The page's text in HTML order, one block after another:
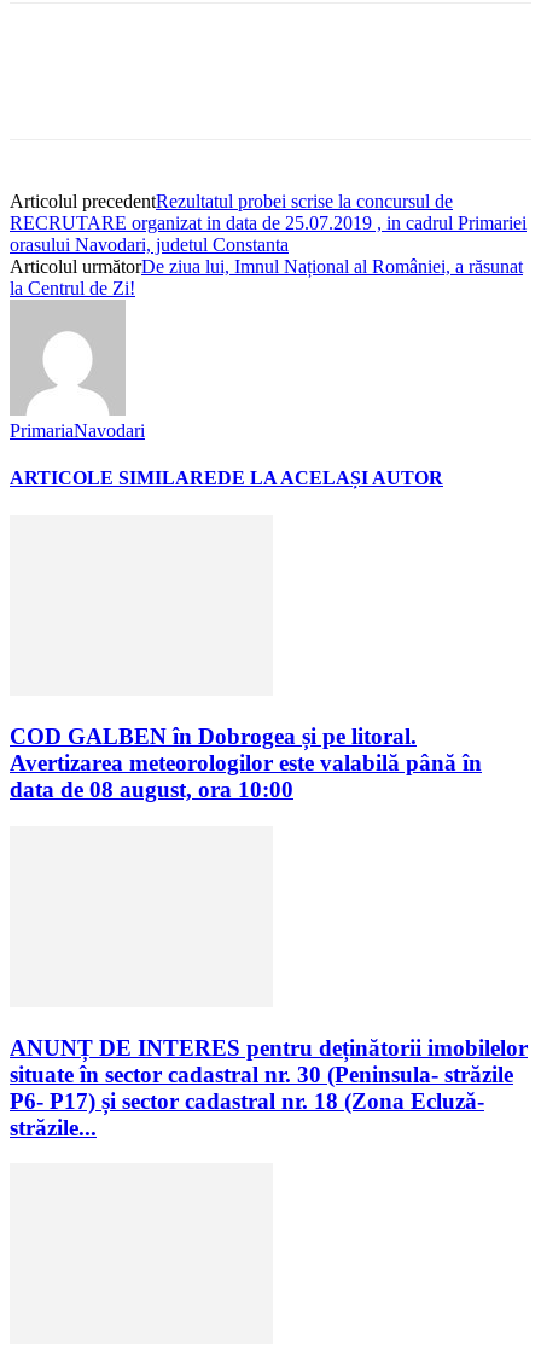
Articolul precedentRezultatul probei scrise la concursul de
RECRUTARE organizat in data de 25.07.2019 , in cadrul Primariei
orasului Navodari, judetul Constanta
Articolul următorDe ziua lui, Imnul Național al României, a răsunat
la Centrul de Zi!
PrimariaNavodari
ARTICOLE SIMILAREDE LA ACELAȘI AUTOR
COD GALBEN în Dobrogea și pe litoral.
Avertizarea meteorologilor este valabilă până în
data de 08 august, ora 10:00
ANUNȚ DE INTERES pentru deținătorii imobilelor
situate în sector cadastral nr. 30 (Peninsula- străzile
P6- P17) și sector cadastral nr. 18 (Zona Ecluză-
străzile...